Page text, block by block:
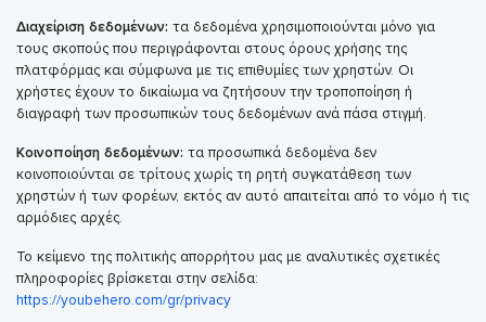
Διαχείριση δεδομένων: τα δεδομένα χρησιμοποιούνται μόνο για
τους σκοπούς που περιγράφονται στους όρους χρήσης της
πλατφόρμας και σύμφωνα με τις επιθυμίες των χρηστών. Οι
χρήστες έχουν το δικαίωμα να ζητήσουν την τροποποίηση ή
διαγραφή των προσωπικών τους δεδομένων ανά πάσα στιγμή.
Κοινοποίηση δεδομένων: τα προσωπικά δεδομένα δεν
κοινοποιούνται σε τρίτους χωρίς τη ρητή συγκατάθεση των
χρηστών ή των φορέων, εκτός αν αυτό απαιτείται από το νόμο ή τις
αρμόδιες αρχές.
Το κείμενο της πολιτικής απορρήτου μας με αναλυτικές σχετικές
πληροφορίες βρίσκεται στην σελίδα:
https://youbehero.com/gr/privacy